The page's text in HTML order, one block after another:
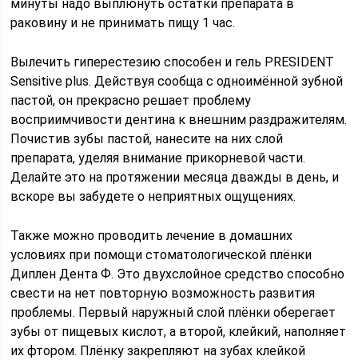
минуты надо выплюнуть остатки препарата в
раковину и не принимать пищу 1 час.
Вылечить гиперестезию способен и гель PRESIDENT
Sensitive plus. Действуя сообща с одноимённой зубной
пастой, он прекрасно решает проблему
восприимчивости дентина к внешним раздражителям.
Почистив зубы пастой, нанесите на них слой
препарата, уделяя внимание прикорневой части.
Делайте это на протяжении месяца дважды в день, и
вскоре вы забудете о неприятных ощущениях.
Также можно проводить лечение в домашних
условиях при помощи стоматологической плёнки
Диплен Дента Ф. Это двухслойное средство способно
свести на нет повторную возможность развития
проблемы. Первый наружный слой плёнки оберегает
зубы от пищевых кислот, а второй, клейкий, наполняет
их фтором. Плёнку закрепляют на зубах клейкой